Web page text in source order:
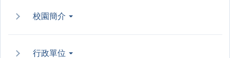
校園簡介
行政單位